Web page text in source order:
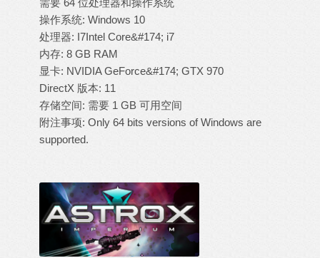
需要 64 位处理器和操作系统
操作系统: Windows 10
处理器: I7Intel Core&#174; i7
内存: 8 GB RAM
显卡: NVIDIA GeForce&#174; GTX 970
DirectX 版本: 11
存储空间: 需要 1 GB 可用空间
附注事项: Only 64 bits versions of Windows are
supported.